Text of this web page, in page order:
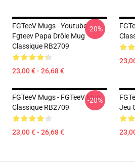
FGTeeV Mugs - Youtube
Fgteev Papa Drôle Mug
Classique RB2709
23,00 € - 26,68 €
-20%
FGTeeV Mugs - FGTeeV Mug
Classique RB2709
23,00 € - 26,68 €
-20%
Jeu